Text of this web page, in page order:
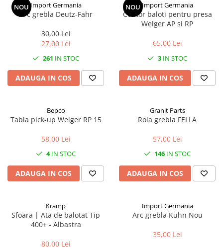
NOUImport Germania
Arc grebla Deutz-Fahr
30,00 Lei
27,00 Lei
261 IN STOC
ADAUGA IN COS
NOUImport Germania
Contor baloti pentru presa
Welger AP si RP
65,00 Lei
3 IN STOC
ADAUGA IN COS
Bepco
Tabla pick-up Welger RP 15
58,00 Lei
4IN STOC
ADAUGA IN COS
Granit Parts
Rola grebla FELLA
57,00 Lei
146 IN STOC
ADAUGA IN COS
Kramp
Sfoara | Ata de balotat Tip
400+ - Albastra
80,00 Lei
Import Germania
Arc grebla Kuhn Nou
35,00 Lei